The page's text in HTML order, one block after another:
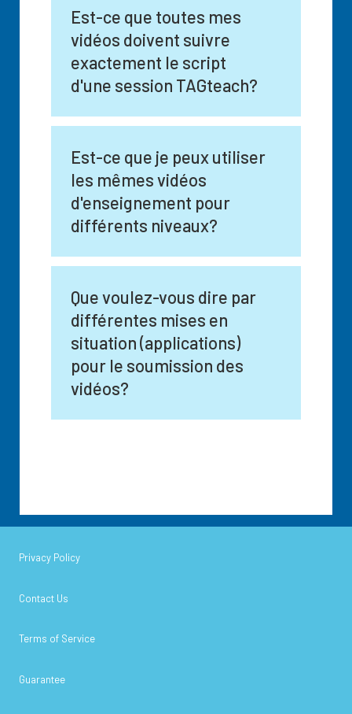
Est-ce que toutes mes
vidéos doivent suivre
exactement le script
d'une session TAGteach?
Est-ce que je peux utiliser
les mêmes vidéos
d'enseignement pour
différents niveaux?
Que voulez-vous dire par
différentes mises en
situation (applications)
pour le soumission des
vidéos?
Privacy Policy
Contact Us
Terms of Service
Guarantee